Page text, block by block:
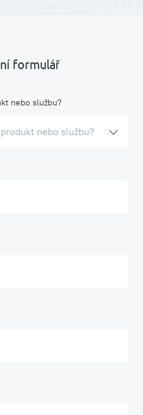
formulář
nebo službu?
nebo službu?